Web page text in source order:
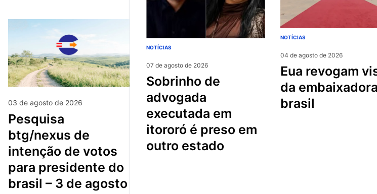
03 de agosto de 2026
pesquisa
btg/nexus de
intenção de votos
para presidente do
brasil – 3 de agosto
NOTÍCIAS
07 de agosto de 2026
sobrinho de
advogada
executada em
itororó é preso em
outro estado
NOTÍCIAS
04 de agosto de 2026
eua revogam visto
da
brasil